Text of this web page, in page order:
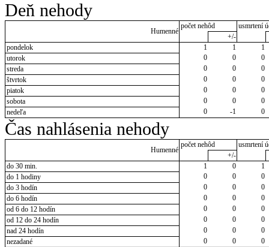
Deň nehody
Humenné
počet nehôd
usmrtení
+/-
pondelok
1 1
1
utorok
0 0
0
streda
0 0
0
štvrtok
0 0
0
piatok
0 0
0
sobota
0 0
0
nedeľa
0 -1 0
Čas nahlásenia nehody
Humenné
počet nehôd
usmrtení
+/-
do 30 min.
1 0
1
do 1 hodiny
0 0
0
do 3 hodín
0 0
0
do 6 hodín
0 0
0
od 6 do 12 hodín
0 0
0
od 12 do 24 hodín
0 0
0
nad 24 hodín
0 0
0
nezadané
0 0 0